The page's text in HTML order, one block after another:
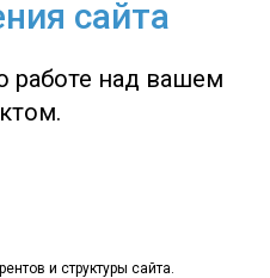
сайта
работе над вашем
и структуры сайта.